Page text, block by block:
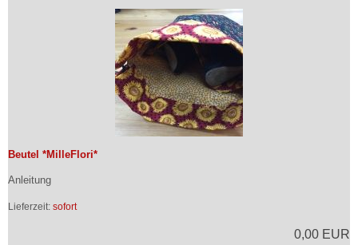
Beutel *MilleFlori*
Anleitung
Lieferzeit: sofort
0,00 EUR